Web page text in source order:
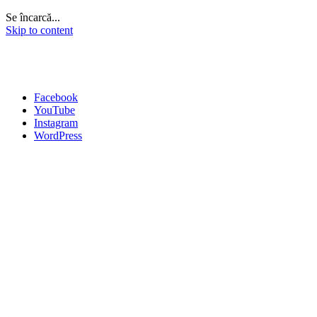
Se încarcă...
Skip to content
Facebook
YouTube
Instagram
WordPress